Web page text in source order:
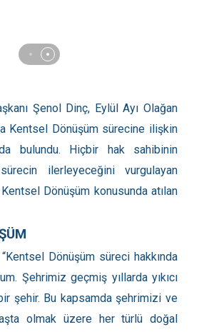
Şenol Dinç, Eylül Ayı Olağan
Kentsel Dönüşüm sürecine ilişkin
bulundu. Hiçbir hak sahibinin
ilerleyeceğini vurgulayan
Dönüşüm konusunda atılan
Dönüşüm süreci hakkında
Şehrimiz geçmiş yıllarda yıkıcı
şehir. Bu kapsamda şehrimizi ve
olmak üzere her türlü doğal